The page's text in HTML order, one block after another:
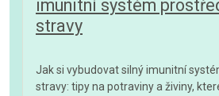
imunitní systém
stravy
Jak si vybudovat silný imunitní
stravy: tipy na potraviny a živiny,